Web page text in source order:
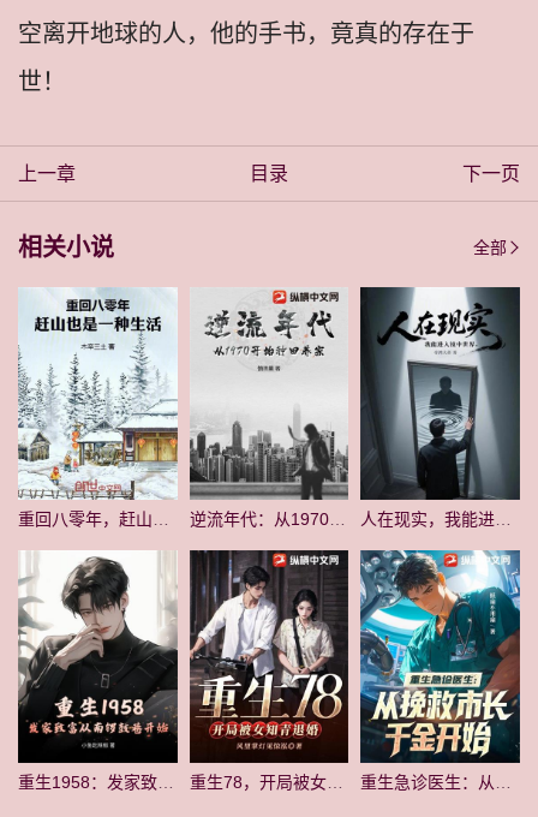
空离开地球的人，他的手书，竟真的存在于
世！
上一章 目录 下一页
相关小说 全部
逆流年代：从1970开始种田养家
重生78，开局被女知青退婚